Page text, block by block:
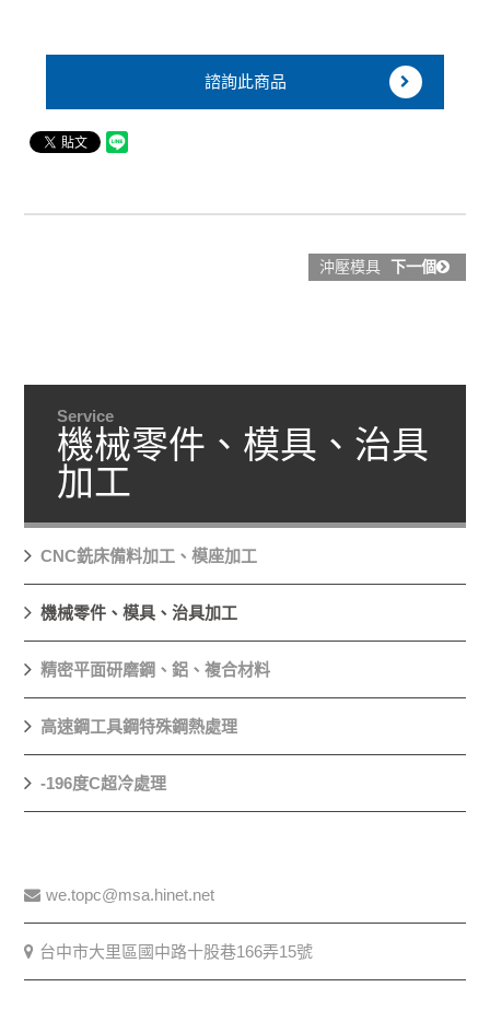
諮詢此商品
沖壓模具 下一個
Service
機械零件、模具、治具
加工
CNC銑床備料加工、模座加工
機械零件、模具、治具加工
精密平面研磨鋼、鋁、複合材料
高速鋼工具鋼特殊鋼熱處理
-196度C超冷處理
we.topc@msa.hinet.net
台中市大里區國中路十股巷166弄15號